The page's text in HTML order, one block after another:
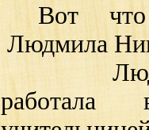
Вот
Людмила
работала